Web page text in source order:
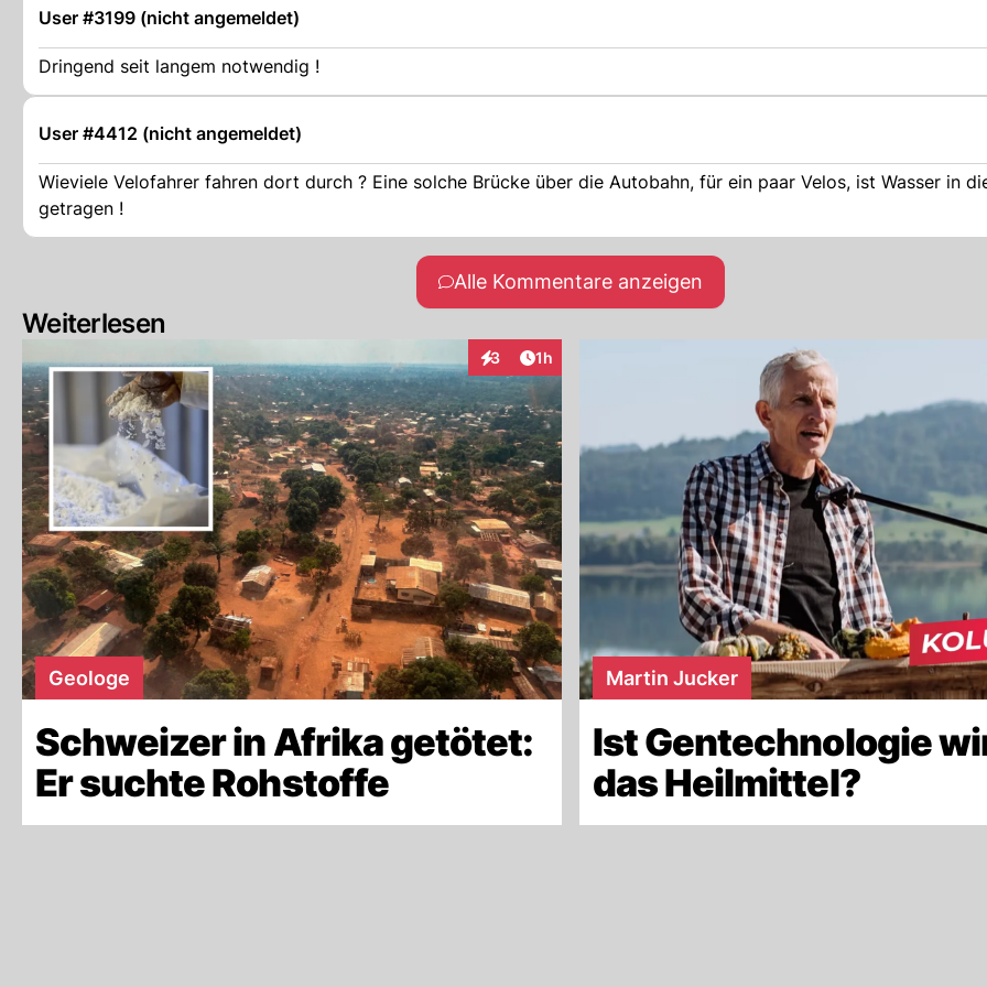
User #3199 (nicht angemeldet)
Dringend seit langem notwendig !
User #4412 (nicht angemeldet)
Wieviele Velofahrer fahren dort durch ? Eine solche Brücke über die Autobahn, für ein paar Velos, ist Wasser in
getragen !
Alle Kommentare anzeigen
Weiterlesen
3
InteraktionenArtikel veröffentlicht:
1h
Geologe
Schweizer in Afrika getötet:
Er suchte Rohstoffe
Martin Jucker
Ist Gentechnologie
das Heilmittel?